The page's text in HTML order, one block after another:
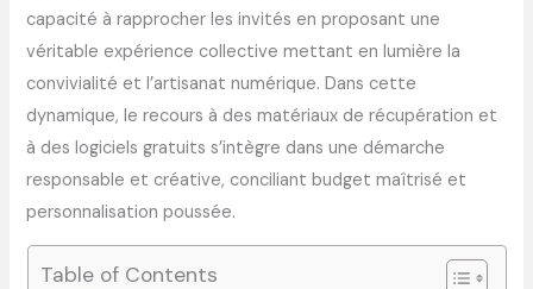
capacité à rapprocher les invités en proposant une
véritable expérience collective mettant en lumière la
convivialité et l’artisanat numérique. Dans cette
dynamique, le recours à des matériaux de récupération et
à des logiciels gratuits s’intègre dans une démarche
responsable et créative, conciliant budget maîtrisé et
personnalisation poussée.
Table of Contents